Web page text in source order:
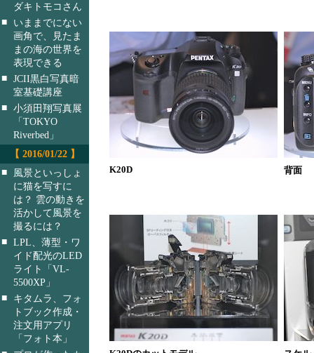
ダキトモコさん
■
いままでにない
画角で、見たま
まの海の世界を
表現できる
■ JCII黒白写真暗
室基礎講座
■ 小須田翔写真展
「TOKYO
Riverbed」
【 2016/01/22 】
■
風景といっしょ
に猫を写すに
は？ 雲の動きを
活かして風景を
撮るには？
■ LPL、薄型・ワ
イド配光のLED
ライト「VL-
5500XP」
■
キタムラ、フォ
トブック作成・
注文用アプリ
「フォト本」
K20D 背面